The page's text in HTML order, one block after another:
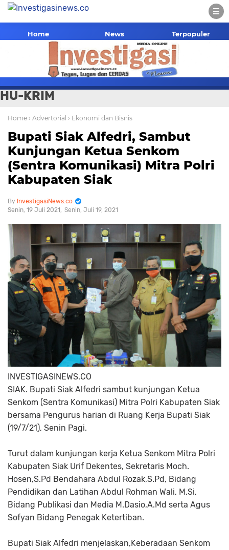
Home News Terpopuler
HU-KRIM
Home › Advertorial › Ekonomi dan Bisnis
Bupati Siak Alfedri, Sambut
Kunjungan Ketua Senkom
(Sentra Komunikasi) Mitra Polri
Kabupaten Siak
InvestigasiNews.co
Senin, 19 Juli 2021
Senin, Juli 19, 2021
INVESTIGASINEWS.CO
SIAK. Bupati Siak Alfedri sambut kunjungan Ketua
Senkom (Sentra Komunikasi) Mitra Polri Kabupaten Siak
bersama Pengurus harian di Ruang Kerja Bupati Siak
(19/7/21), Senin Pagi.
Turut dalam kunjungan kerja Ketua Senkom Mitra Polri
Kabupaten Siak Urif Dekentes, Sekretaris Moch.
Hosen,S.Pd Bendahara Abdul Rozak,S.Pd, Bidang
Pendidikan dan Latihan Abdul Rohman Wali, M.Si,
Bidang Publikasi dan Media M.Dasio,A.Md serta Agus
Sofyan Bidang Penegak Ketertiban.
Bupati Siak Alfedri menjelaskan,Keberadaan Senkom